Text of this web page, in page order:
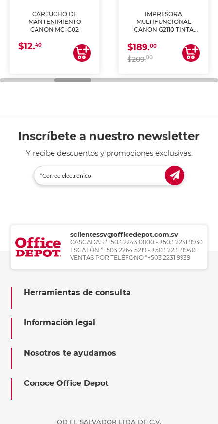
CARTUCHO DE
MANTENIMIENTO
CANON MC-G02
$12.40
IMPRESORA
MULTIFUNCIONAL
CANON G2110 TINTA
$189.00
$209.00
Inscríbete a nuestro newsletter
Y recibe descuentos y promociones exclusivas.
sclientessv@officedepot.com.sv
CASCADAS *+503 2243 0800 - +503 2231 9930
ESCALÓN *+503 2264 5219 - +503 2231 9940
VENTAS POR TELÉFONO *+503 2231 9939
Herramientas de consulta
Información legal
Nosotros te ayudamos
Conoce Office Depot
OD EL SALVADOR LTDA DE C.V.